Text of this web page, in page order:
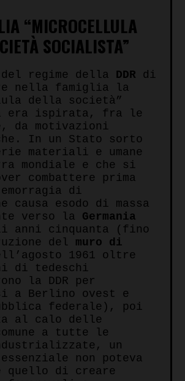
“MICROCELLULA
SOCIALISTA”
regime della DDR di
nella famiglia la
della società”
era ispirata, fra le
da motivazioni
In un Stato sorto
materiali e umane
mondiale e che si
combattere prima
di
causa esodo di massa
verso la Germania
anni cinquanta (fino
del muro di
1961 oltre
di tedeschi
la DDR per
a Berlino ovest e
federale), poi
al calo delle
a tutte le
un
non poteva
quello di creare